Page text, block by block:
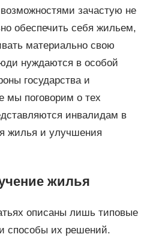
зачастую не
обеспечить себя жильем,
материально свою
нуждаются в особой
государства и
мы поговорим о тех
инвалидам в
жилья и улучшения
жилья
описаны лишь типовые
способы их решений.